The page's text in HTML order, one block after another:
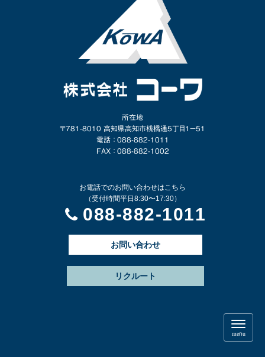
所在地
〒781-8010 高知県高知市桟橋通5丁目1−51
電話 ： 088-882-1011
FAX ： 088-882-1002
お電話でのお問い合わせはこちら
（受付時間平日8:30〜17:30）
088-882-1011
お問い合わせ
リクルート
N
a
v
menu